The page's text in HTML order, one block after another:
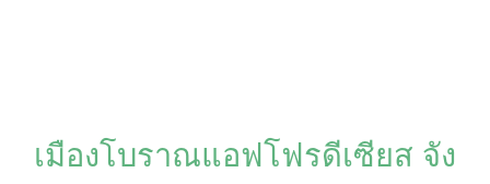
เมืองโบราณแอฟโฟรดีเซียส จัง